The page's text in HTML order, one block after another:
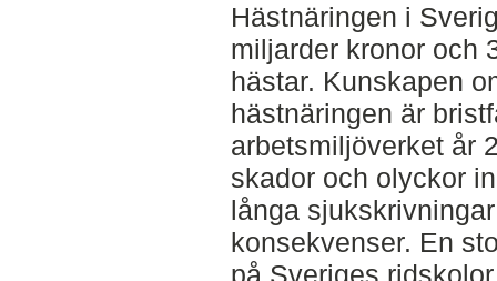
Hästnäringen i
miljarder kronor och
hästar. Kunskapen
hästnäringen är
arbetsmiljöverket år
skador och olyckor
långa
konsekvenser. En
på Sveriges